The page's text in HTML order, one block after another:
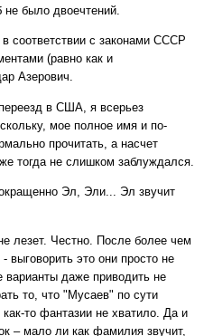
не было двоечтений.
соответствии с законами СССР
(равно как и
Азерович.
в США, я всерьез
мое полное имя и по-
прочитать, а насчет
тогда не слишком заблуждался.
Эл, Эли... Эл звучит
лезет. Честно. После более чем
выговорить это они просто не
даже приводить не
то, что "Мусаев" по сути
то фантазии не хватило. Да и
– мало ли как фамилия звучит,